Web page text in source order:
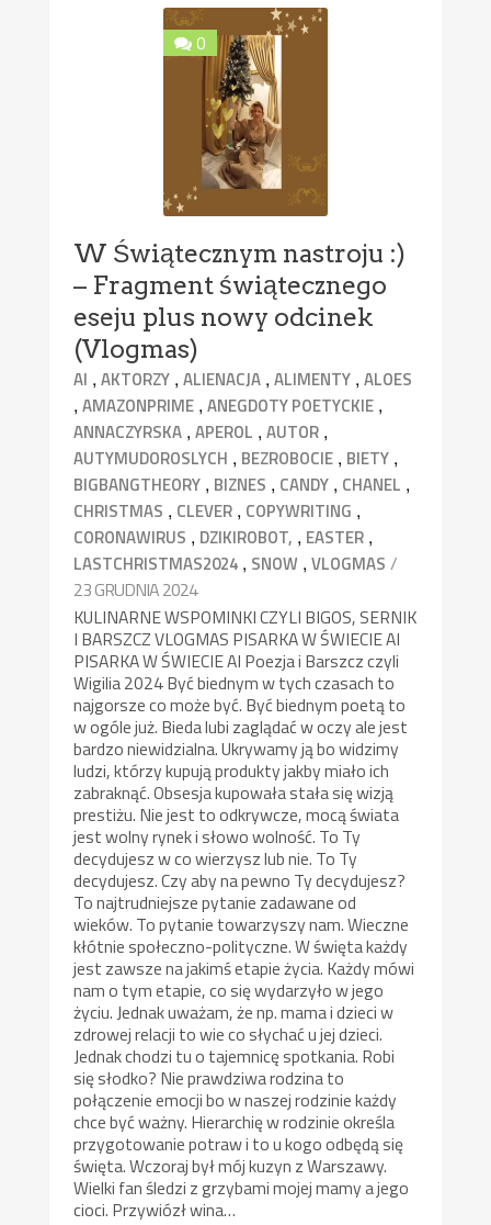
0
W Świątecznym nastroju :)
– Fragment świątecznego
eseju plus nowy odcinek
(Vlogmas)
AI ,AKTORZY ,ALIENACJA ,ALIMENTY ,ALOES
,AMAZONPRIME ,ANEGDOTY POETYCKIE ,
ANNACZYRSKA ,APEROL ,AUTOR ,
AUTYMUDOROSLYCH , BEZROBOCIE , BIETY ,
BIGBANGTHEORY , BIZNES , CANDY , CHANEL ,
CHRISTMAS , CLEVER , COPYWRITING ,
CORONAWIRUS , DZIKIROBOT, , EASTER ,
LASTCHRISTMAS2024 , SNOW ,VLOGMAS /
23 GRUDNIA 2024
KULINARNE WSPOMINKI CZYLI BIGOS, SERNIK
I BARSZCZ VLOGMAS PISARKA W ŚWIECIE AI
PISARKA W ŚWIECIE AI Poezja i Barszcz czyli
Wigilia 2024 Być biednym w tych czasach to
najgorsze co może być. Być biednym poetą to
w ogóle już. Bieda lubi zaglądać w oczy ale jest
bardzo niewidzialna. Ukrywamy ją bo widzimy
ludzi, którzy kupują produkty jakby miało ich
zabraknąć. Obsesja kupowała stała się wizją
prestiżu. Nie jest to odkrywcze, mocą świata
jest wolny rynek i słowo wolność. To Ty
decydujesz w co wierzysz lub nie. To Ty
decydujesz. Czy aby na pewno Ty decydujesz?
To najtrudniejsze pytanie zadawane od
wieków. To pytanie towarzyszy nam. Wieczne
kłótnie społeczno-polityczne. W święta każdy
jest zawsze na jakimś etapie życia. Każdy mówi
nam o tym etapie, co się wydarzyło w jego
życiu. Jednak uważam, że np. mama i dzieci w
zdrowej relacji to wie co słychać u jej dzieci.
Jednak chodzi tu o tajemnicę spotkania. Robi
się słodko? Nie prawdziwa rodzina to
połączenie emocji bo w naszej rodzinie każdy
chce być ważny. Hierarchię w rodzinie określa
przygotowanie potraw i to u kogo odbędą się
święta. Wczoraj był mój kuzyn z Warszawy.
Wielki fan śledzi z grzybami mojej mamy a jego
cioci. Przywiózł wina…